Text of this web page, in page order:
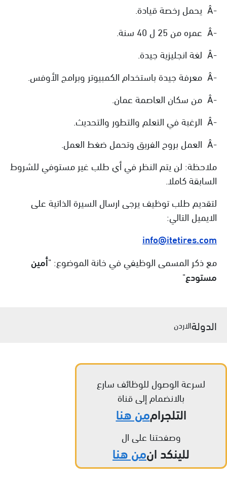
-Â يحمل رخصة قيادة.
-Â عمره من 25 ل 40 سنة.
-Â لغة انجليزية جيدة.
-Â معرفة جيدة باستخدام الكمبيوتر وبرامج الأوفس.
-Â من سكان العاصمة عمان.
-Â الرغبة في التعلم والتطور والتحديث.
-Â العمل بروح الفريق وتحمل ضغط العمل.
ملاحظة: لن يتم النظر في أي طلب غير مستوفي للشروط
السابقة كاملا.
لتقديم طلب توظيف يرجى ارسال السيرة الذاتية على
الايميل التالي:
info@itetires.com
مع ذكر المسمى الوظيفي في خانة الموضوع: "أمين
مستودع"
الدولةالاردن
لسرعة الوصول للوظائف سارع
بالانضمام إلى قناة
التلجراممن هنا
وصفحتنا على ال
للينكد انمن هنا